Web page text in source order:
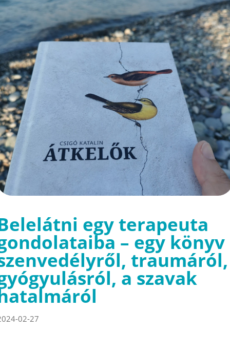
egy terapeuta
– egy könyv
traumáról,
a szavak
02-27